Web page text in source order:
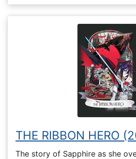
THE RIBBON HERO
The story of Sapphire as she